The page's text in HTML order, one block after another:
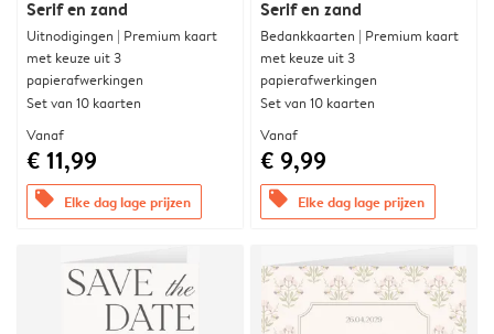
Serif en zand
Uitnodigingen | Premium kaart
met keuze uit 3
papierafwerkingen
Set van 10 kaarten
Vanaf
€ 11,99
offers Elke dag lage prijzen
Serif en zand
Bedankkaarten | Premium kaart
met keuze uit 3
papierafwerkingen
Set van 10 kaarten
Vanaf
€ 9,99
offers Elke dag lage prijzen